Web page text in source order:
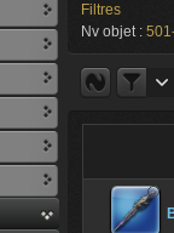
Filtres
Nv objet :